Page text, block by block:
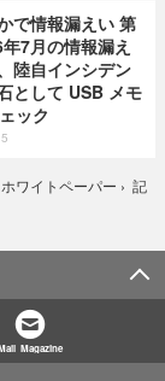
で情報漏えい 第
7月の情報漏え
陸自インシデン
として USB メモ
ック
ワイトペーパー › 記
Magazine